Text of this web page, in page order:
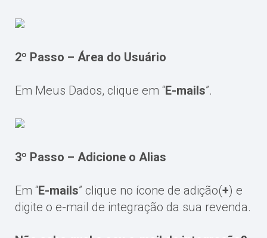
2º Passo – Área do Usuário
Em Meus Dados, clique em “E-mails”.
3º Passo – Adicione o Alias
Em “E-mails” clique no ícone de adição(+) e
digite o e-mail de integração da sua revenda.